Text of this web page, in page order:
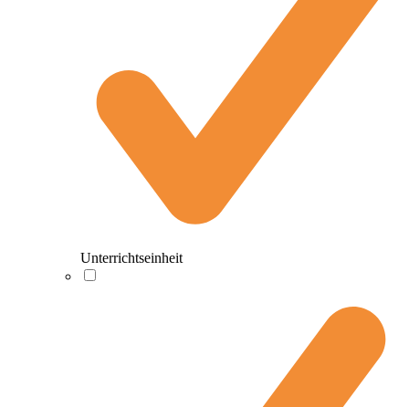
Unterrichtseinheit